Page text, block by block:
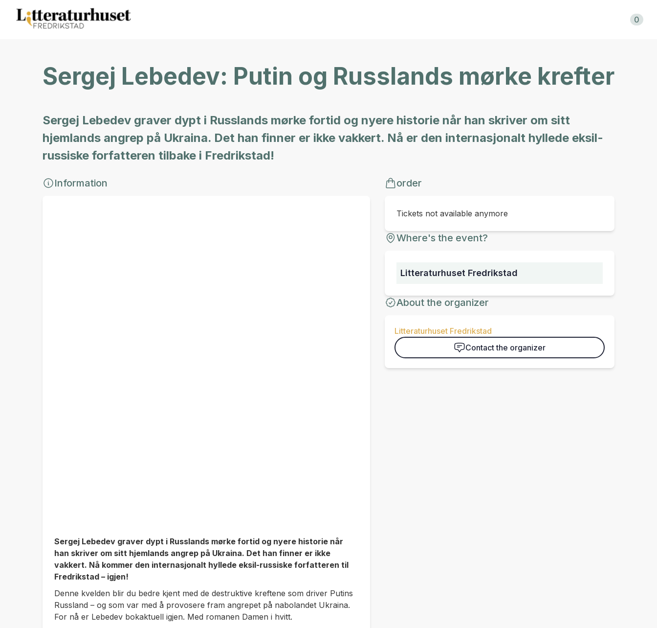
0
Sergej Lebedev: Putin og Russlands mørke krefter
Sergej Lebedev graver dypt i Russlands mørke fortid og nyere historie når han skriver om sitt
hjemlands angrep på Ukraina. Det han finner er ikke vakkert. Nå er den internasjonalt hyllede eksil-
russiske forfatteren tilbake i Fredrikstad!
Information
Sergej Lebedev graver dypt i Russlands mørke fortid og nyere historie når
han skriver om sitt hjemlands angrep på Ukraina. Det han finner er ikke
vakkert. Nå kommer den internasjonalt hyllede eksil-russiske forfatteren til
Fredrikstad – igjen!
Denne kvelden blir du bedre kjent med de destruktive kreftene som driver Putins
Russland – og som var med å provosere fram angrepet på nabolandet Ukraina.
For nå er Lebedev bokaktuell igjen. Med romanen Damen i hvitt.
order
Tickets not available anymore
Where's the event?
Litteraturhuset Fredrikstad
About the organizer
Litteraturhuset Fredrikstad
Contact the organizer